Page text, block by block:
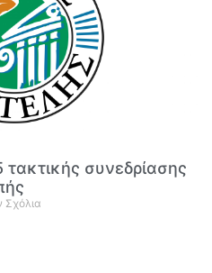
συνεδρίασης
Σχόλια